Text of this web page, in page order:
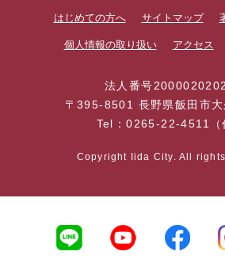
はじめての方へ サイトマップ
個人情報の取り扱い アクセス
法人番号
〒395-8501 長野県飯田市
Tel：0265-22-4511（
Copyright Iida City. All